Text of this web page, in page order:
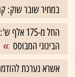
במחיר שובר שוק:
החל מ-
הבינוני המבוסס
אשרא נערכת